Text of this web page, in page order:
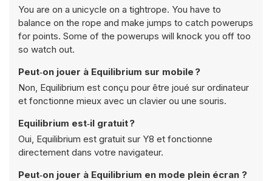
You are on a unicycle on a tightrope. You have to
balance on the rope and make jumps to catch powerups
for points. Some of the powerups will knock you off too
so watch out.
Peut‑on jouer à Equilibrium sur mobile ?
Non, Equilibrium est conçu pour être joué sur ordinateur
et fonctionne mieux avec un clavier ou une souris.
Equilibrium est‑il gratuit ?
Oui, Equilibrium est gratuit sur Y8 et fonctionne
directement dans votre navigateur.
Peut‑on jouer à Equilibrium en mode plein écran ?